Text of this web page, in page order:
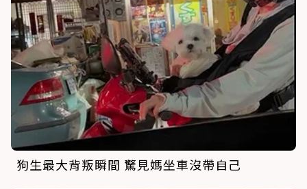
狗生最大背叛瞬間 驚見媽坐車沒帶自己